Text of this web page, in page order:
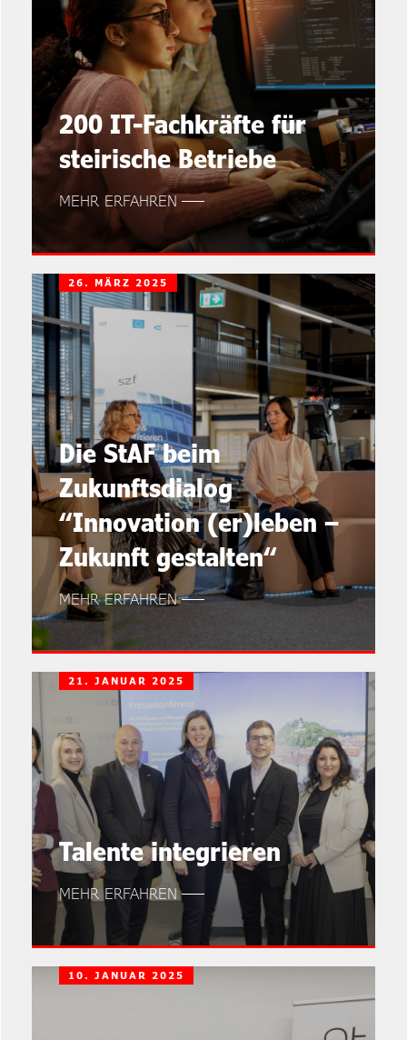
200 IT-Fachkräfte für
steirische Betriebe
MEHR ERFAHREN
Die StAF beim
Zukunftsdialog
“Innovation (er)leben –
Zukunft gestalten“
26. MÄRZ 2025
MEHR ERFAHREN
Talente integrieren
21. JANUAR 2025
MEHR ERFAHREN
10. JANUAR 2025